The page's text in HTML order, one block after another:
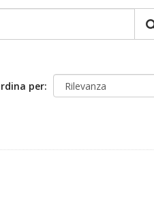
per